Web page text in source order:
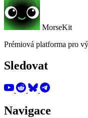
MorseKit
Prémiová platforma pro
Sledovat
Navigace